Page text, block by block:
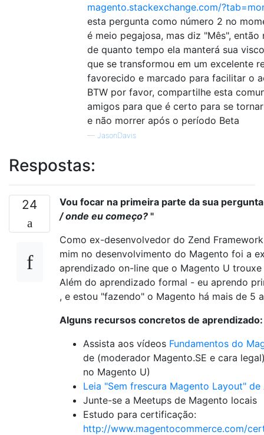
magento.stackexchange.com/
esta pergunta como número 2 no
é meio pegajosa, mas diz "Mês",
de quanto tempo ela manterá sua
que se transformou em um excelente
favorecido e marcado para facilitar o
BTW por favor, compartilhe esta
amigos para que é certo para se
e não morrer após o período Beta
— JasonDavis
Respostas:
24
Vou focar na primeira parte da sua
/ onde eu começo? "
Como ex-desenvolvedor do Zend
mim no desenvolvimento do Magento foi a
aprendizado on-line que o Magento U
Além do aprendizado formal - eu aprendo
, e estou "fazendo" o Magento há mais de 5
Alguns recursos concretos de aprendizado:
Assista aos vídeos Fundamentos do
de (moderador Magento.SE e cara
no Magento U)
Leia "Sem frescura Magento Layout" de
Junte-se a Meetups de Magento locais
Estudo para certificação:
http://www.magentocommerce.com/